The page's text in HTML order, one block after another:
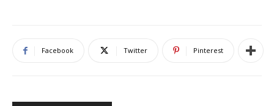
Facebook Twitter Pinterest